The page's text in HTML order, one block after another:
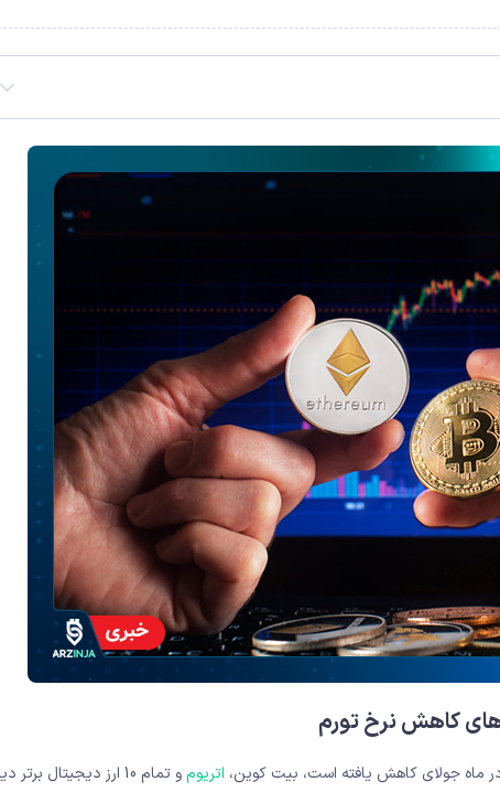
های کاهش نرخ تورم
ماه جولای کاهش یافته است، بیت کوین، اتریوم
و تمام 10 ارز دیجیتال برتر